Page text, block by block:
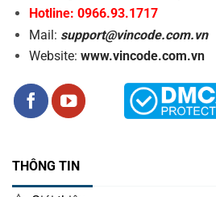
Hotline: 0966.93.1717
Mail: support@vincode.com.vn
Website: www.vincode.com.vn
THÔNG TIN